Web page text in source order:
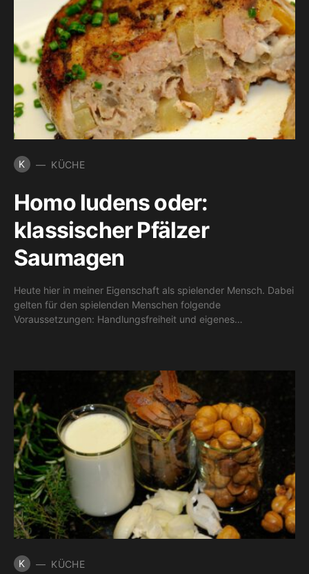
K KÜCHE
Homo ludens oder:
klassischer Pfälzer
Saumagen
Heute hier in meiner Eigenschaft als spielender Mensch. Dabei
gelten für den spielenden Menschen folgende
Voraussetzungen: Handlungsfreiheit und eigenes…
K KÜCHE